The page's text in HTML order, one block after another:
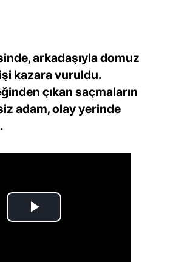
arkadaşıyla domuz
kazara vuruldu.
çıkan saçmaların
adam, olay yerinde